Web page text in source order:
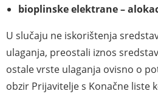
bioplinske elektrane –
U slučaju ne iskorištenja
ulaganja, preostali iznos
ostale vrste ulaganja ovisno o
obzir Prijavitelje s Konačne liste